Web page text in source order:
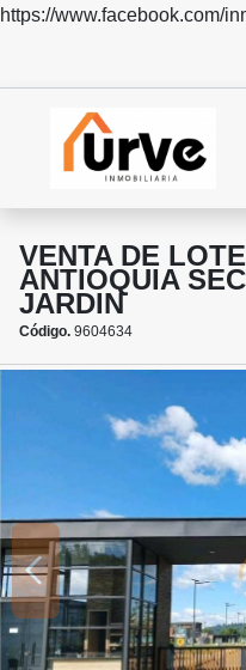
https://www.facebook.com/
VENTA DE
ANTIOQUIA
JARDIN
Código. 9604634